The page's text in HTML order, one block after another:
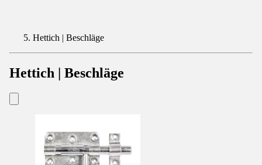
Hettich | Beschläge
Hettich | Beschläge